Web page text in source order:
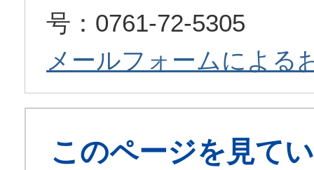
号：0761-72-5305
メールフォームによる
このページを見て